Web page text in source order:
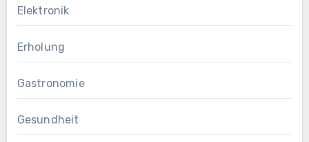
Elektronik
Erholung
Gastronomie
Gesundheit